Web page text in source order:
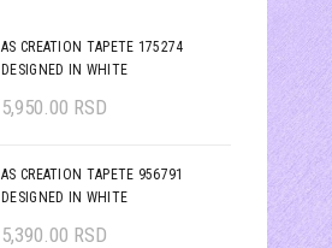
AS CREATION TAPETE 175274
DESIGNED IN WHITE
5,950.00 RSD
AS CREATION TAPETE 956791
DESIGNED IN WHITE
5,390.00 RSD